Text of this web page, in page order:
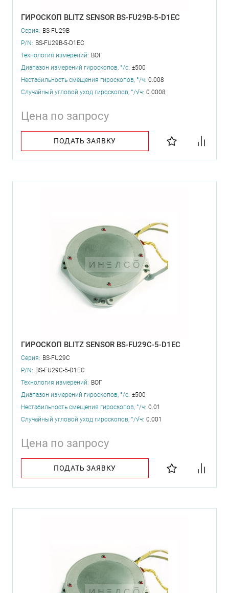
ГИРОСКОП BLITZ SENSOR BS-FU29B-5-D1EC
Серия: BS-FU29B
P/N: BS-FU29B-5-D1EC
Технология измерений: ВОГ
Диапазон измерений гироскопов, °/с: ±500
Нестабильность смещения гироскопов, °/ч: 0.008
Случайный угловой уход гироскопов, °/√ч: 0.0008
Цена по запросу
ПОДАТЬ ЗАЯВКУ
ГИРОСКОП BLITZ SENSOR BS-FU29C-5-D1EC
Серия: BS-FU29C
P/N: BS-FU29C-5-D1EC
Технология измерений: ВОГ
Диапазон измерений гироскопов, °/с: ±500
Нестабильность смещения гироскопов, °/ч: 0.01
Случайный угловой уход гироскопов, °/√ч: 0.001
Цена по запросу
ПОДАТЬ ЗАЯВКУ